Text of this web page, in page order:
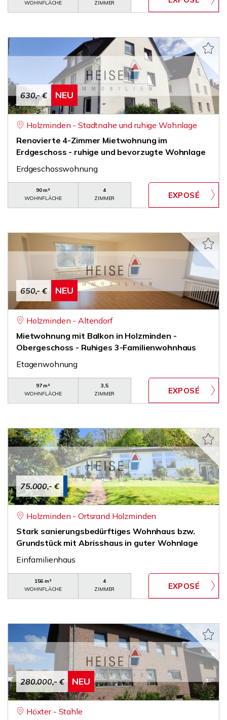
WOHNFLÄCHE ZIMMER
630,- € NEU
Holzminden - Stadtnahe und ruhige Wohnlage
Renovierte 4-Zimmer Mietwohnung im
Erdgeschoss - ruhige und bevorzugte Wohnlage
Erdgeschosswohnung
90 m²
WOHNFLÄCHE
4
ZIMMER
650,- € NEU
Holzminden - Altendorf
Mietwohnung mit Balkon in Holzminden -
Obergeschoss - Ruhiges 3-Familienwohnhaus
Etagenwohnung
97 m²
WOHNFLÄCHE
3,5
ZIMMER
75.000,- €
Holzminden - Ortsrand Holzminden
Stark sanierungsbedürftiges Wohnhaus bzw.
Grundstück mit Abrisshaus in guter Wohnlage
Einfamilienhaus
156 m²
WOHNFLÄCHE
4
ZIMMER
280.000,- € NEU
Höxter - Stahle